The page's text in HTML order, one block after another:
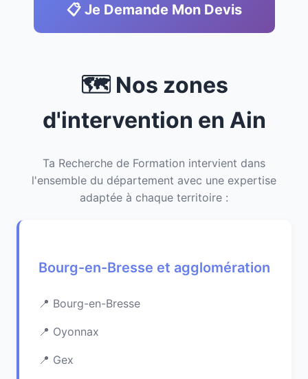
📋 Je Demande Mon Devis
🗺️ Nos zones
d'intervention en Ain
Ta Recherche de Formation intervient dans
l'ensemble du département avec une expertise
adaptée à chaque territoire :
Bourg-en-Bresse et agglomération
Bourg-en-Bresse
Oyonnax
Gex